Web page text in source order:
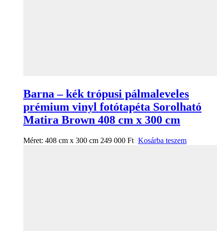
Barna – kék trópusi pálmaleveles
prémium vinyl fotótapéta Sorolható
Matira Brown 408 cm x 300 cm
Méret: 408 cm x 300 cm 249 000 Ft Kosárba teszem